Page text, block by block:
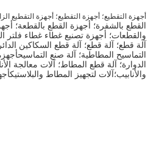
أجهزة التقطيع؛ أجهزة التقطيع؛ أجهزة التقطيع
القطع بالشفرة؛ أجهزة القطع بالقطعة؛
والقطعات؛ أجهزة تصنيع غطاء غطاء فلتر
آلة قطع؛ آلة قطع؛ آلة قطع السكاكين
التماسيح المطاطية؛ آلة صنع التماسيح
الدوارة؛ آلة قطع المطاط؛ آلات معالجة
والأنابيب؛آلات لتجهيز المطاط